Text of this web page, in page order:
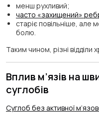
менш рухливий;
часто «захищений»
старіє повільніше, але
болю.
Таким чином, різні відділи
Вплив м’язів на
суглобів
Суглоб без активної